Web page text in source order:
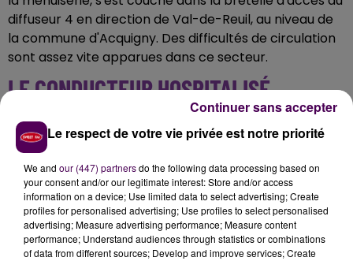
diffuseur 4 en direction de Val-de-Reuil, au niveau de
la commune d'Acquigny. Des difficultés de circulation
sont assez vite apparues dans ce secteur.
LE CONDUCTEUR HOSPITALISÉ
Un malaise du chauffeur pourrait expliquer cette
perte de contrôle. Légèrement touché, l'homme de
55 ans a été pris en charge par les pompiers et
conduit vers le centre hospitalier d'Evreux. La
gendarmerie et la Direction interdépartementale des
routes du nord-ouest se trouvent toujours sur place,
pour superviser le relevage du camion et procéder au
nettoyage de la chaussée.
Le respect de votre vie privée est notre priorité
We and our (447) partnersdo the following data processing based on
your consent and/or our legitimate interest: Store and/or access
information on a device; Use limited data to select advertising; Create
profiles for personalised advertising; Use profiles to select personalised
advertising; Measure advertising performance; Measure content
performance; Understand audiences through statistics or combinations
of data from different sources; Develop and improve services; Create
Continuer sans accepter